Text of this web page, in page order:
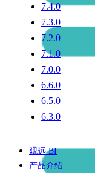
7.4.0
7.3.0
7.2.0
7.1.0
7.0.0
6.6.0
6.5.0
6.3.0
观远 BI
产品介绍